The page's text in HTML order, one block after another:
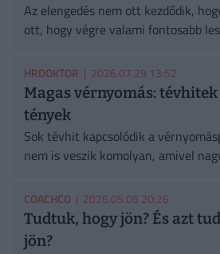
Az elengedés nem ott kezdődik,
ott, hogy végre valami fontosabb
HRDOKTOR | 2026.07.29 13:52
Magas vérnyomás:
tények
Sok tévhit kapcsolódik a
nem is veszik komolyan, amivel
COACHCO | 2026.05.05 20:26
Tudtuk, hogy jön? És azt
jön?